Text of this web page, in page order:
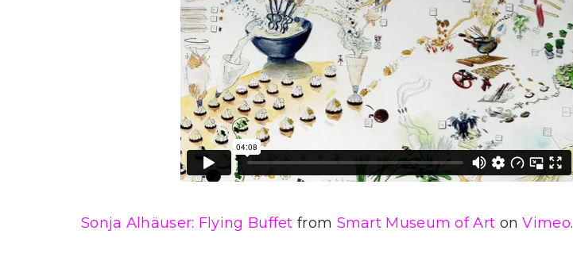
Sonja Alhäuser: Flying Buffet from Smart Museum of Art onVimeo.